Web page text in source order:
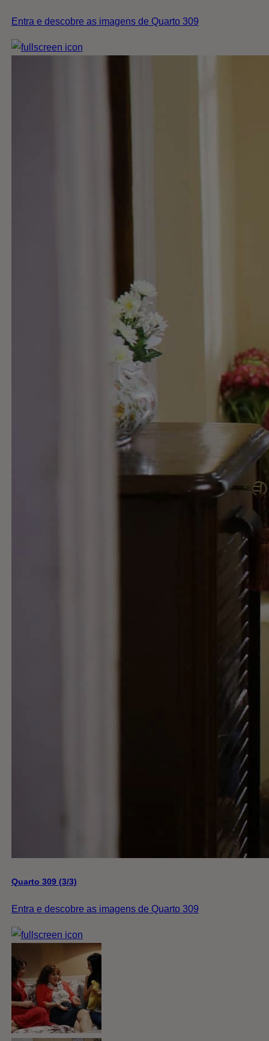
Entra e descobre as imagens de Quarto 309
Quarto 309 (3/3)
Entra e descobre as imagens de Quarto 309